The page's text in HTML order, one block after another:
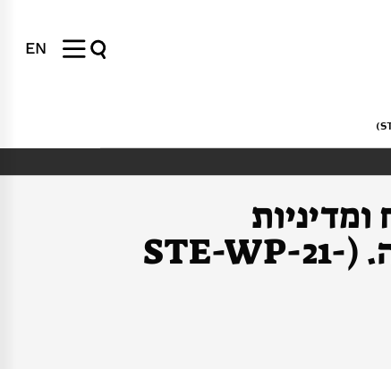
EN
תעשייתית בטייוואן בתכנון מעגלים משולבים ותוכנה. (STE-WP-21-